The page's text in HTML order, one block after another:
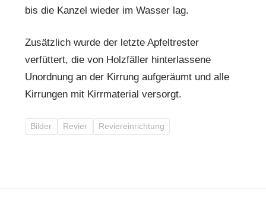
bis die Kanzel wieder im Wasser lag.
Zusätzlich wurde der letzte Apfeltrester
verfüttert, die von Holzfäller hinterlassene
Unordnung an der Kirrung aufgeräumt und alle
Kirrungen mit Kirrmaterial versorgt.
Bilder Revier Reviereinrichtung